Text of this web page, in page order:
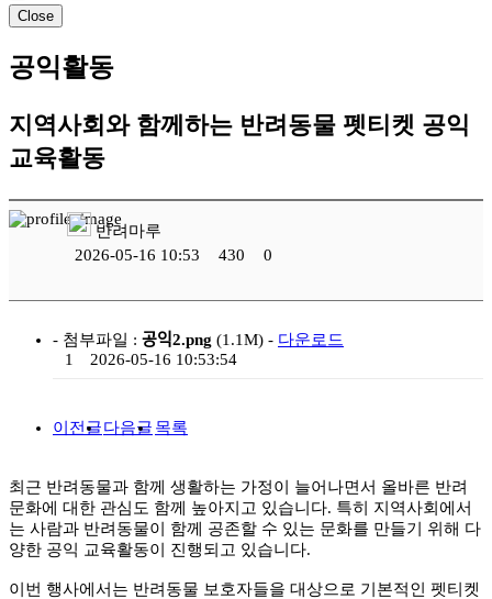
Close
공익활동
지역사회와 함께하는 반려동물 펫티켓 공익
교육활동
반려마루
2026-05-16 10:53
430 0
- 첨부파일 : 공익2.png (1.1M) - 다운로드
1
2026-05-16 10:53:54
이전글다음글 목록
최근 반려동물과 함께 생활하는 가정이 늘어나면서 올바른 반려
문화에 대한 관심도 함께 높아지고 있습니다. 특히 지역사회에서
는 사람과 반려동물이 함께 공존할 수 있는 문화를 만들기 위해 다
양한 공익 교육활동이 진행되고 있습니다.
이번 행사에서는 반려동물 보호자들을 대상으로 기본적인 펫티켓